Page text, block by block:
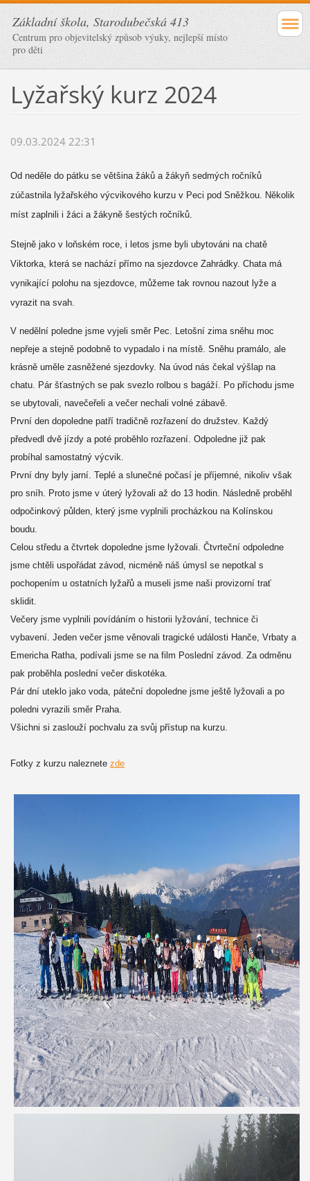
Základní škola, Starodubečská 413
Centrum pro objevitelský způsob výuky, nejlepší místo
pro děti
Lyžařský kurz 2024
09.03.2024 22:31
Od neděle do pátku se většina žáků a žákyň sedmých ročníků
zúčastnila lyžařského výcvikového kurzu v Peci pod Sněžkou. Několik
míst zaplnili i žáci a žákyně šestých ročníků.
Stejně jako v loňském roce, i letos jsme byli ubytováni na chatě
Viktorka, která se nachází přímo na sjezdovce Zahrádky. Chata má
vynikající polohu na sjezdovce, můžeme tak rovnou nazout lyže a
vyrazit na svah.
V nedělní poledne jsme vyjeli směr Pec. Letošní zima sněhu moc
nepřeje a stejně podobně to vypadalo i na místě. Sněhu pramálo, ale
krásně uměle zasněžené sjezdovky. Na úvod nás čekal výšlap na
chatu. Pár šťastných se pak svezlo rolbou s bagáží. Po příchodu jsme
se ubytovali, navečeřeli a večer nechali volné zábavě.
První den dopoledne patří tradičně rozřazení do družstev. Každý
předvedl dvě jízdy a poté proběhlo rozřazení. Odpoledne již pak
probíhal samostatný výcvik.
První dny byly jarní. Teplé a slunečné počasí je příjemné, nikoliv však
pro sníh. Proto jsme v úterý lyžovali až do 13 hodin. Následně proběhl
odpočinkový půlden, který jsme vyplnili procházkou na Kolínskou
boudu.
Celou středu a čtvrtek dopoledne jsme lyžovali. Čtvrteční odpoledne
jsme chtěli uspořádat závod, nicméně náš úmysl se nepotkal s
pochopením u ostatních lyžařů a museli jsme naši provizorní trať
sklidit.
Večery jsme vyplnili povídáním o historii lyžování, technice či
vybavení. Jeden večer jsme věnovali tragické události Hanče, Vrbaty a
Emericha Ratha, podívali jsme se na film Poslední závod. Za odměnu
pak proběhla poslední večer diskotéka.
Pár dní uteklo jako voda, páteční dopoledne jsme ještě lyžovali a po
poledni vyrazili směr Praha.
Všichni si zaslouží pochvalu za svůj přístup na kurzu.
Fotky z kurzu naleznete zde